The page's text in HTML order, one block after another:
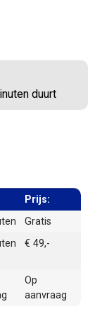
duurt
Prijs:
Gratis
€ 49,-
Op
aanvraag